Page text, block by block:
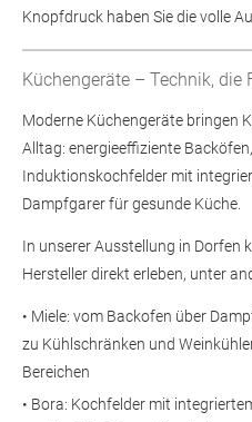
Knopfdruck haben Sie die volle
Küchengeräte – Technik, die
Moderne Küchengeräte bringen
Alltag: energieeffiziente
Induktionskochfelder mit
Dampfgarer für gesunde Küche.
In unserer Ausstellung in Dorfen
Hersteller direkt erleben, unter
• Miele: vom Backofen über
zu Kühlschränken und
Bereichen
• Bora: Kochfelder mit